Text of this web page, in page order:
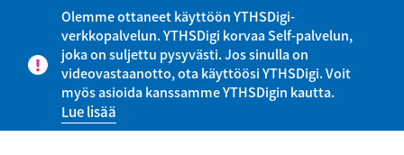
Olemme ottaneet käyttöön YTHSDigi-
verkkopalvelun. YTHSDigi korvaa Self-palvelun,
joka on suljettu pysyvästi. Jos sinulla on
videovastaanotto, ota käyttöösi YTHSDigi. Voit
myös asioida kanssamme YTHSDigin kautta.
Lue lisää